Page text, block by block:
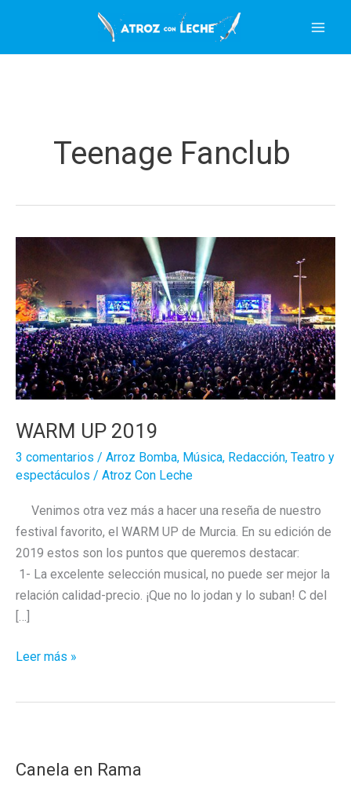
contenido
Teenage Fanclub
WARM UP 2019
3 comentarios / Arroz Bomba, Música, Redacción, Teatro y
espectáculos / Atroz Con Leche
Venimos otra vez más a hacer una reseña de nuestro
festival favorito, el WARM UP de Murcia. En su edición de
2019 estos son los puntos que queremos destacar:
1- La excelente selección musical, no puede ser mejor la
relación calidad-precio. ¡Que no lo jodan y lo suban! C del
WARM
Leer más »
Canela en Rama